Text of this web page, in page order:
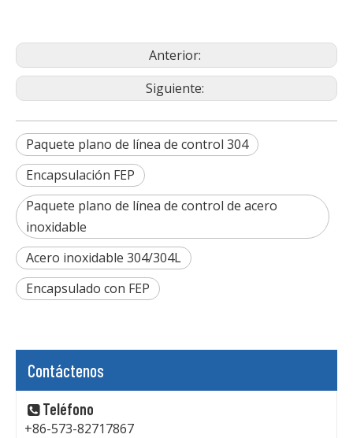
Anterior:
Siguiente:
Paquete plano de línea de control 304
Encapsulación FEP
Paquete plano de línea de control de acero
inoxidable
Acero inoxidable 304/304L
Encapsulado con FEP
Contáctenos
 Teléfono
+86-573-82717867